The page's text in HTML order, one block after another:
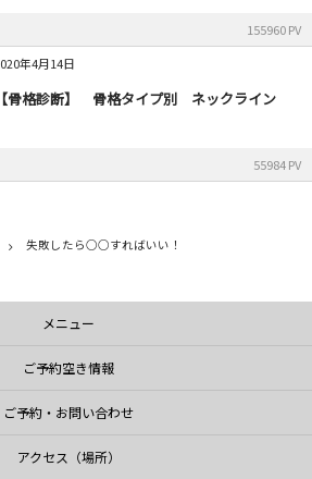
155960 PV
年4月14日
【骨格診断】 骨格タイプ別 ネックライン
55984 PV
失敗したら○○すればいい！
メニュー
ご予約空き情報
ご予約・お問い合わせ
アクセス（場所）